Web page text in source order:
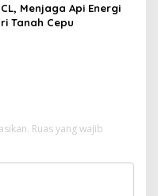
Menjaga Api Energi
Tanah Cepu
Ruas yang wajib